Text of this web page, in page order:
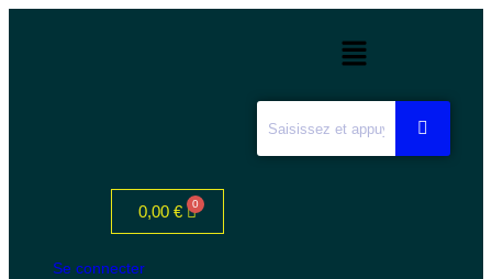
0,00 €
Se connecter